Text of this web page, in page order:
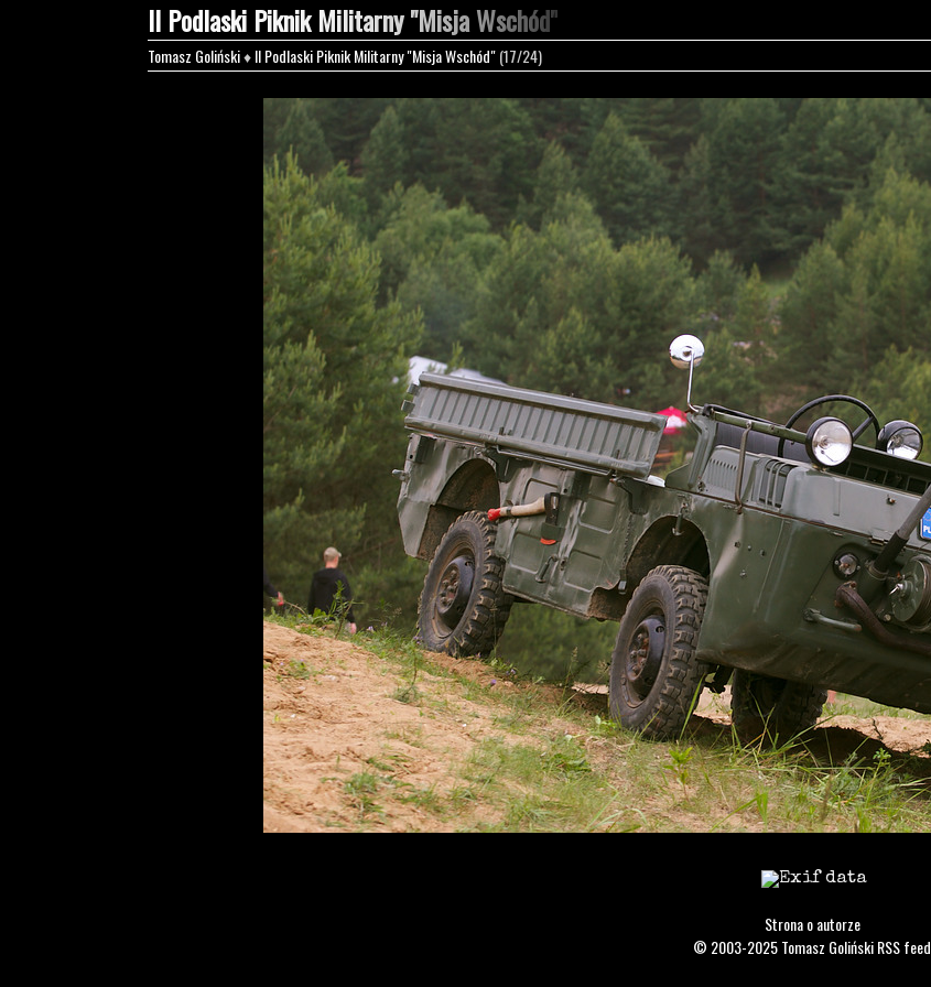
II Podlaski Piknik Militarny "Misja Wschód"
Tomasz Goliński♦II Podlaski Piknik Militarny "Misja Wschód"(17/24)
Strona o autorze
© 2003-2025Tomasz GolińskiRSS feed